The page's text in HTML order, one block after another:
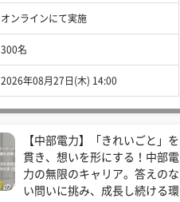
オンラインにて実施
300名
2026年08月27日(木) 14:00
【中部電力】「きれいごと」を
貫き、想いを形にする！中部電
力の無限のキャリア。答えのな
い問いに挑み、成長し続ける環